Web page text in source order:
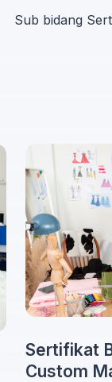
Sub bidang
Sertifikat
Custom